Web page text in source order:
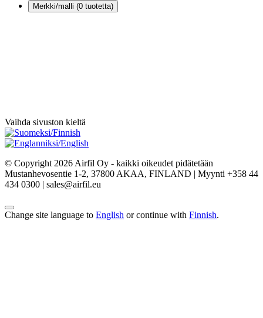
Merkki/malli (0 tuotetta)
Vaihda sivuston kieltä
© Copyright 2026 Airfil Oy - kaikki oikeudet pidätetään
Mustanhevosentie 1-2, 37800 AKAA, FINLAND | Myynti +358 44
434 0300 | sales@airfil.eu
Change site language to English or continue with Finnish.